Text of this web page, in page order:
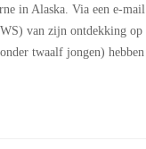
in Alaska. Via een e-mail
van zijn ontdekking op
twaalf jongen) hebben